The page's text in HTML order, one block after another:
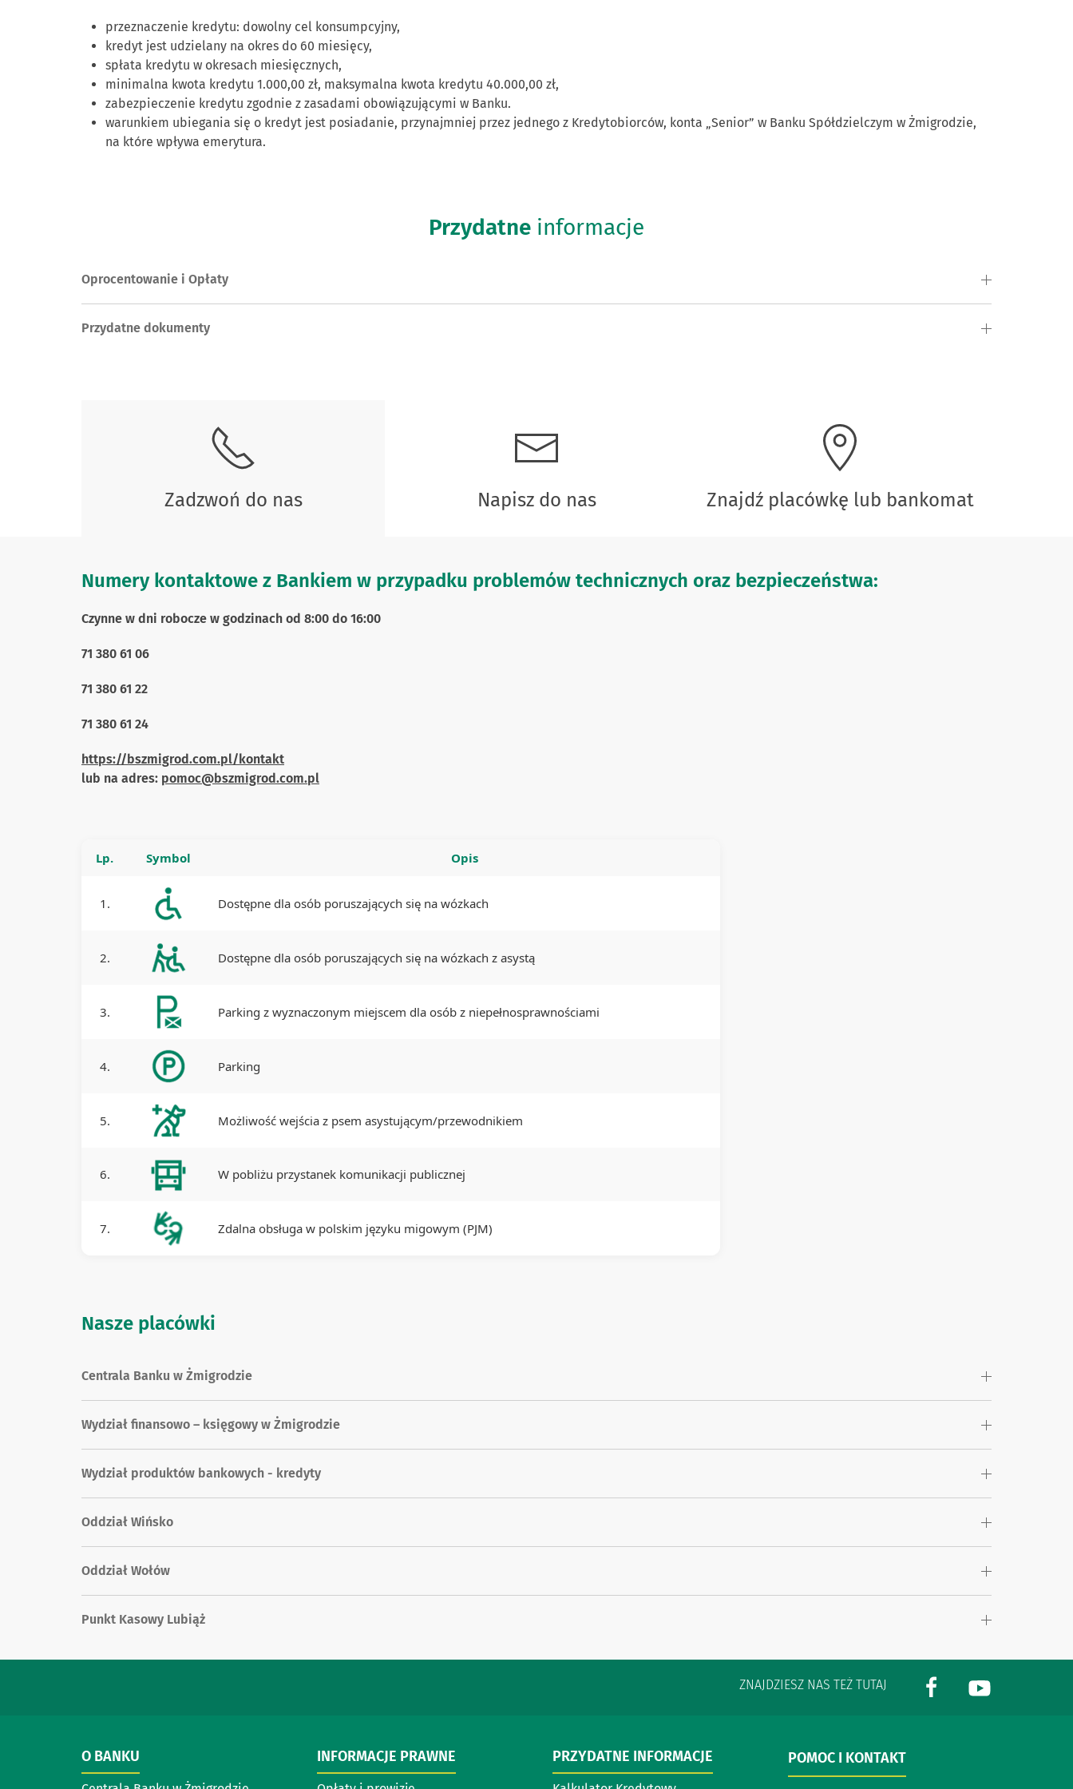
przeznaczenie kredytu: dowolny cel konsumpcyjny,
kredyt jest udzielany na okres do 60 miesięcy,
spłata kredytu w okresach miesięcznych,
minimalna kwota kredytu 1.000,00 zł, maksymalna kwota kredytu 40.000,00 zł,
zabezpieczenie kredytu zgodnie z zasadami obowiązującymi w Banku.
warunkiem ubiegania się o kredyt jest posiadanie, przynajmniej przez jednego z Kredytobiorców, konta „Senior” w Banku Spółdzielczym w Żmigrodzie,
na które wpływa emerytura.
Przydatne informacje
Oprocentowanie i Opłaty
Przydatne dokumenty
Zadzwoń do nas Napisz do nas Znajdź placówkę lub bankomat
Numery kontaktowe z Bankiem w przypadku problemów technicznych oraz bezpieczeństwa:
Czynne w dni robocze w godzinach od 8:00 do 16:00
71 380 61 06
71 380 61 22
71 380 61 24
https://bszmigrod.com.pl/kontakt
lub na adres: pomoc@bszmigrod.com.pl
Lp. Symbol Opis
1. Dostępne dla osób poruszających się na wózkach
2. Dostępne dla osób poruszających się na wózkach z asystą
3. Parking z wyznaczonym miejscem dla osób z niepełnosprawnościami
4. Parking
5. Możliwość wejścia z psem asystującym/przewodnikiem
6. W pobliżu przystanek komunikacji publicznej
7. Zdalna obsługa w polskim języku migowym (PJM)
Nasze placówki
Centrala Banku w Żmigrodzie
Wydział finansowo – księgowy w Żmigrodzie
Wydział produktów bankowych - kredyty
Oddział Wińsko
Oddział Wołów
Punkt Kasowy Lubiąż
ZNAJDZIESZ NAS TEŻ TUTAJ
O BANKU INFORMACJE PRAWNE PRZYDATNE INFORMACJE POMOC I KONTAKT